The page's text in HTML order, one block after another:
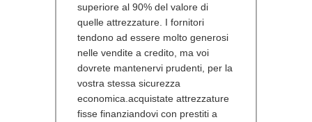
superiore al 90% del valore di
quelle attrezzature. I fornitori
tendono ad essere molto generosi
nelle vendite a credito, ma voi
dovrete mantenervi prudenti, per la
vostra stessa sicurezza
economica.acquistate attrezzature
fisse finanziandovi con prestiti a